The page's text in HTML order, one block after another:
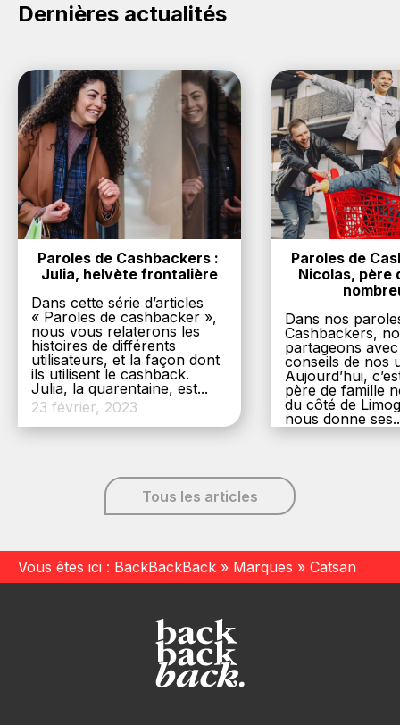
Dernières actualités
Paroles de Cashbackers :
Julia, helvète frontalière
Dans cette série d’articles
« Paroles de cashbacker »,
nous vous relaterons les
histoires de différents
utilisateurs, et la façon dont
ils utilisent le cashback.
Julia, la quarentaine, est...
23 février, 2023
Paroles de
Nicolas, père
Dans nos
Cashbackers,
partageons
conseils de nos
Aujourd’hui,
père de famille
du côté de
nous donne
Tous les articles
Vous êtes ici : BackBackBack » Marques » Catsan